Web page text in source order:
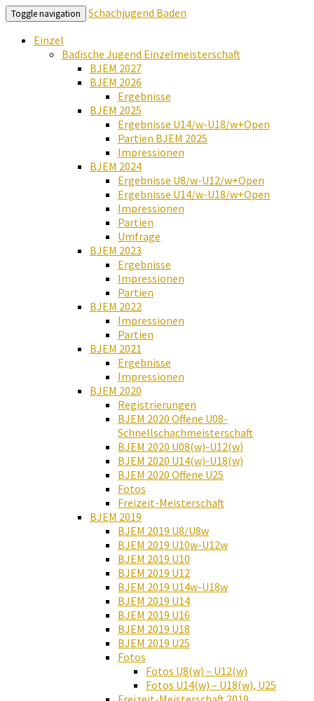
Toggle navigation
Schachjugend Baden
Einzel
Badische Jugend Einzelmeisterschaft
BJEM 2027
BJEM 2026
Ergebnisse
BJEM 2025
Ergebnisse U14/w-U18/w+Open
Partien BJEM 2025
Impressionen
BJEM 2024
Ergebnisse U8/w-U12/w+Open
Ergebnisse U14/w-U18/w+Open
Impressionen
Partien
Umfrage
BJEM 2023
Ergebnisse
Impressionen
Partien
BJEM 2022
Impressionen
Partien
BJEM 2021
Ergebnisse
Impressionen
BJEM 2020
Registrierungen
BJEM 2020 Offene U08-
Schnellschachmeisterschaft
BJEM 2020 U08(w)-U12(w)
BJEM 2020 U14(w)-U18(w)
BJEM 2020 Offene U25
Fotos
Freizeit-Meisterschaft
BJEM 2019
BJEM 2019 U8/U8w
BJEM 2019 U10w-U12w
BJEM 2019 U10
BJEM 2019 U12
BJEM 2019 U14w-U18w
BJEM 2019 U14
BJEM 2019 U16
BJEM 2019 U18
BJEM 2019 U25
Fotos
Fotos U8(w) – U12(w)
Fotos U14(w) – U18(w), U25